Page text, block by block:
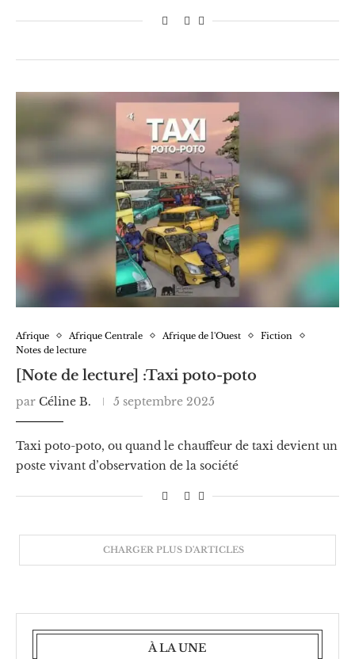
Afrique Afrique Centrale Afrique de l'Ouest
Fiction
Notes de lecture
[Note de lecture] :Taxi poto-poto
par Céline B. 5 septembre 2025
Taxi poto-poto, ou quand le chauffeur de taxi devient un
poste vivant d’observation de la société
CHARGER PLUS D'ARTICLES
À LA UNE